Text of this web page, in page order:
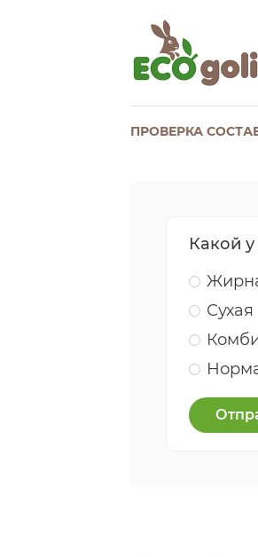
ПРОВЕРКА
Какой
Сухая